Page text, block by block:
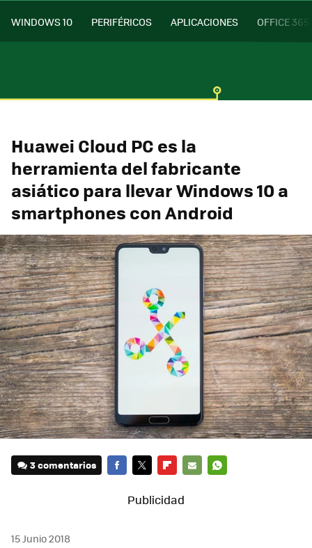
WINDOWS 10 PERIFÉRICOS APLICACIONES OFFICE 365
Huawei Cloud PC es la
herramienta del fabricante
asiático para llevar Windows 10 a
smartphones con Android
3 comentarios
MAIL
15 Junio 2018